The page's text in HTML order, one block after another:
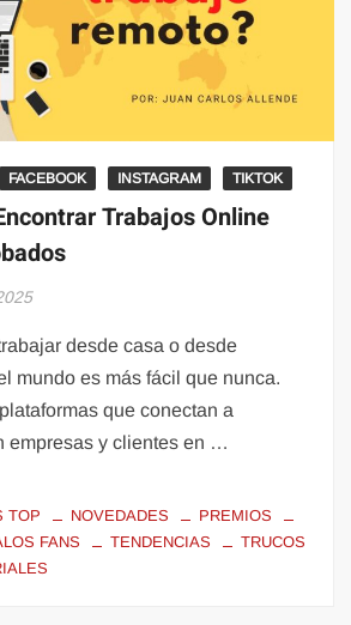
FACEBOOK INSTAGRAM TIKTOK
Trabajos Online
desde casa o desde
mundo es más fácil que nunca.
que conectan a
empresas y clientes en …
TOP NOVEDADES
PREMIOS
FANS TENDENCIAS
TRUCOS